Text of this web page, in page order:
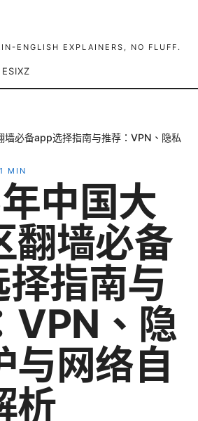
ENGLISH EXPLAINERS, NO FLUFF.
必备app选择指南与推荐：VPN、隐私
1 MIN
中国大
翻墙必备
指南与
VPN、隐
与网络自
析